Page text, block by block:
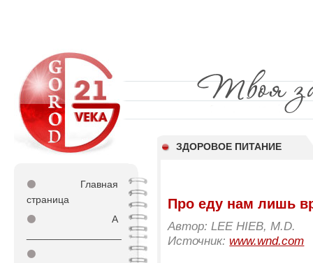
ЗДОРОВОЕ ПИТАНИЕ
⚫
Главная
страница
⚫
А
⚫
Про еду нам лишь
Автор: LEE HIEB, M.D.
Источник:www.wnd.com